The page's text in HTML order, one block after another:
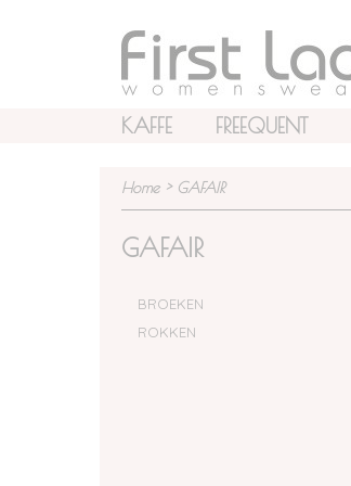
KAFFE FREEQUENT
Home> GAFAIR
GAFAIR
BROEKEN
ROKKEN